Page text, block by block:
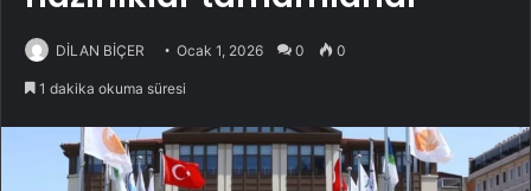
DİLAN BİÇER Ocak 1, 2026 0 0
1 dakika okuma süresi